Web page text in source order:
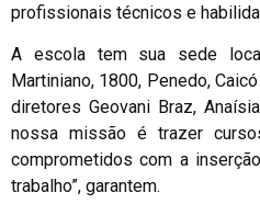
profissionais técnicos e
A escola tem sua sede
Martiniano, 1800, Penedo,
diretores Geovani Braz,
nossa missão é trazer
comprometidos com a
trabalho”, garantem.